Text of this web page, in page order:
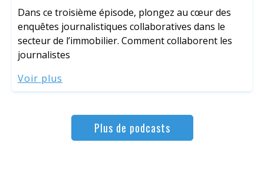
Dans ce troisième épisode, plongez au cœur des
enquêtes journalistiques collaboratives dans le
secteur de l’immobilier. Comment collaborent les
journalistes
Voir plus
Plus de podcasts